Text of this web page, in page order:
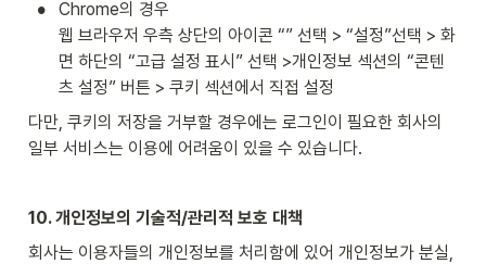
•
Chrome의 경우
웹 브라우저 우측 상단의 아이콘 “” 선택 > “설정”선택 > 화
면 하단의 “고급 설정 표시” 선택 >개인정보 섹션의 “콘텐
츠 설정” 버튼 > 쿠키 섹션에서 직접 설정
다만, 쿠키의 저장을 거부할 경우에는 로그인이 필요한 회사의
일부 서비스는 이용에 어려움이 있을 수 있습니다.
10. 개인정보의 기술적/관리적 보호 대책
회사는 이용자들의 개인정보를 처리함에 있어 개인정보가 분실,